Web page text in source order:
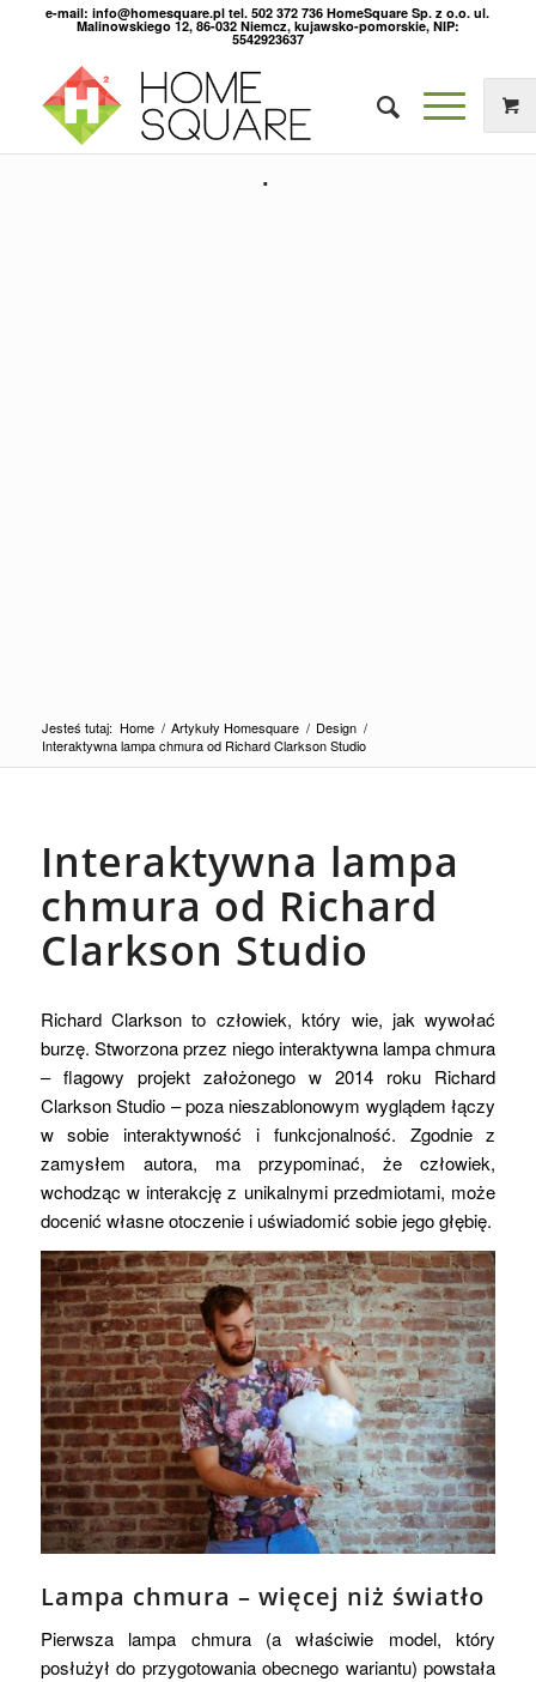
e-mail: info@homesquare.pl tel. 502 372 736 HomeSquare Sp. z o.o. ul.
Malinowskiego 12, 86-032 Niemcz, kujawsko-pomorskie, NIP:
5542923637
Jesteś tutaj: Home / Artykuły Homesquare / Design /
Interaktywna lampa chmura od Richard Clarkson Studio
Interaktywna lampa
chmura od Richard
Clarkson Studio
Richard Clarkson to człowiek, który wie, jak wywołać
burzę. Stworzona przez niego interaktywna lampa chmura
– flagowy projekt założonego w 2014 roku Richard
Clarkson Studio – poza nieszablonowym wyglądem łączy
w sobie interaktywność i funkcjonalność. Zgodnie z
zamysłem autora, ma przypominać, że człowiek,
wchodząc w interakcję z unikalnymi przedmiotami, może
docenić własne otoczenie i uświadomić sobie jego głębię.
Lampa chmura – więcej niż światło
Pierwsza lampa chmura (a właściwie model, który
posłużył do przygotowania obecnego wariantu) powstała